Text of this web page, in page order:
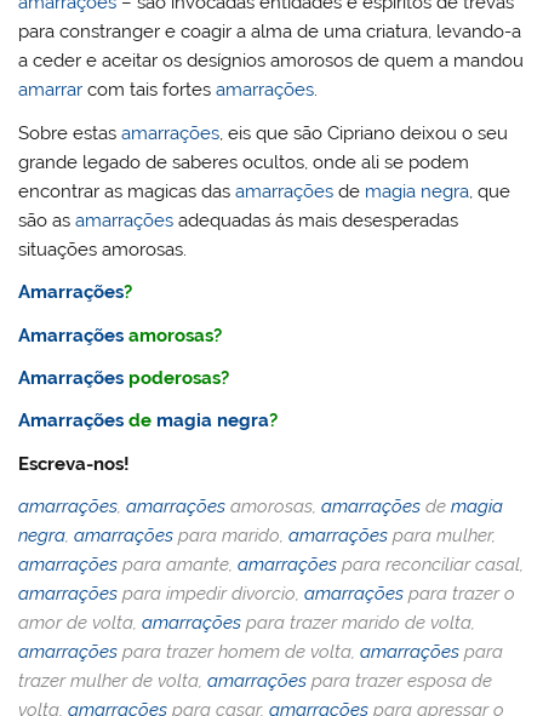
para constranger e coagir a alma de uma criatura, levando-a
a ceder e aceitar os desígnios amorosos de quem a mandou
amarrar com tais fortesamarrações.
Sobre estasamarrações, eis que são Cipriano deixou o seu
grande legado de saberes ocultos, onde ali se podem
encontrar as magicas dasamarrações de magia negra, que
são asamarrações adequadas ás mais desesperadas
situações amorosas.
Amarrações?
Amarrações amorosas?
Amarrações poderosas?
Amarrações de magia negra?
Escreva-nos!
amarrações,amarrações amorosas,amarrações demagia
negra,amarrações para marido,amarrações para mulher,
amarrações para amante,amarrações para reconciliar casal,
amarrações para impedir divorcio,amarrações para trazer o
amor de volta,amarrações para trazer marido de volta,
amarrações para trazer homem de volta,amarrações para
trazer mulher de volta,amarrações para trazer esposa de
volta,amarrações para casar,amarrações para apressar o